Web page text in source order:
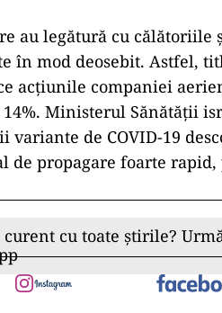
au legătură cu călătoriile
în mod deosebit. Astfel,
acţiunile companiei
14%. Ministerul Sănătăţii
variante de COVID-19
de propagare foarte
cu toate știrile?